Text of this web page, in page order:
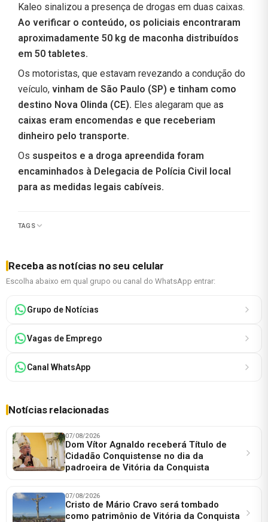
Kaleo sinalizou a presença de drogas em duas caixas.
Ao verificar o conteúdo, os policiais encontraram
aproximadamente 50 kg de maconha distribuídos
em 50 tabletes.
Os motoristas, que estavam revezando a condução do
veículo, vinham de São Paulo (SP) e tinham como
destino Nova Olinda (CE). Eles alegaram que as
caixas eram encomendas e que receberiam
dinheiro pelo transporte.
Os suspeitos e a droga apreendida foram
encaminhados à Delegacia de Polícia Civil local
para as medidas legais cabíveis.
TAGS
Receba as notícias no seu celular
Escolha abaixo em qual grupo ou canal do WhatsApp entrar:
Grupo de Notícias
Vagas de Emprego
Canal WhatsApp
Notícias relacionadas
07/08/2026
Dom Vítor Agnaldo receberá Título de
Cidadão Conquistense no dia da
padroeira de Vitória da Conquista
07/08/2026
Cristo de Mário Cravo será tombado
como patrimônio de Vitória da Conquista